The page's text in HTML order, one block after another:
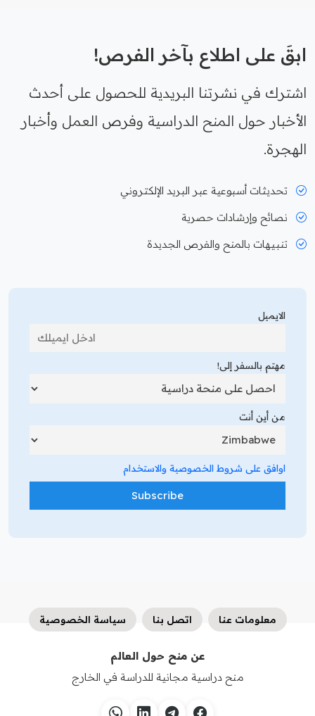
ابقَ على اطلاع بآخر الفرص!
اشترك في نشرتنا البريدية للحصول على أحدث
الأخبار حول المنح الدراسية وفرص العمل وأخبار
الهجرة.
تحديثات أسبوعية عبر البريد الإلكتروني
نصائح وإرشادات حصرية
تنبيهات بالمنح والفرص الجديدة
الايميل
مهتم بالسفر إلى!
من أين أنت
اوافق على شروط الخصوصية والاستخدام
معلومات عنا اتصل بنا سياسة الخصوصية
عن منح حول العالم
منح دراسية مجانية للدراسة في الخارج